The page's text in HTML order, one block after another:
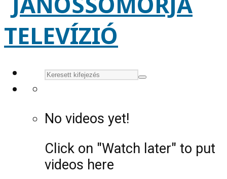
No videos yet!
Click on "Watch later" to put
videos here